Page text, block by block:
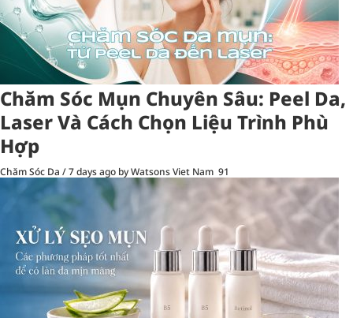
Chăm Sóc Mụn Chuyên Sâu: Peel Da,
Laser Và Cách Chọn Liệu Trình Phù
Hợp
Chăm Sóc Da /7 days ago by Watsons Viet Nam 91